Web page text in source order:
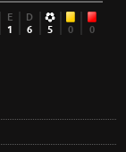
E
1
D
6
5 0 0